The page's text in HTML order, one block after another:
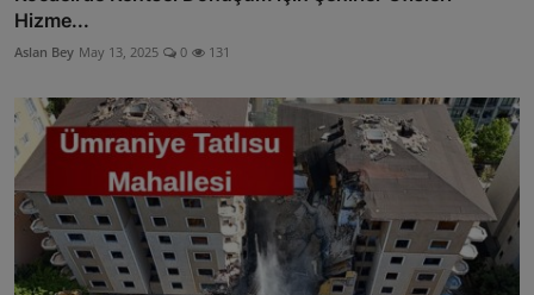
Hizme...
Aslan Bey May 13, 2025 0 131